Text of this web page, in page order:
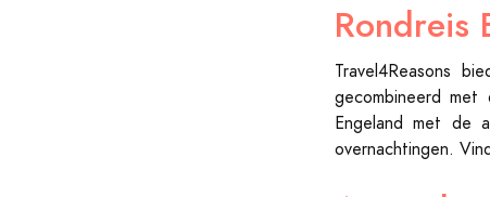
Rondreis
Travel4Reasons
gecombineerd
Engeland met de
overnachtingen.